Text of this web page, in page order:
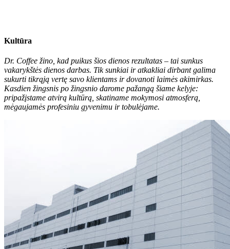
Kultūra
Dr. Coffee žino, kad puikus šios dienos rezultatas – tai sunkus
vakarykštės dienos darbas. Tik sunkiai ir atkakliai dirbant galima
sukurti tikrąją vertę savo klientams ir dovanoti laimės akimirkas.
Kasdien žingsnis po žingsnio darome pažangą šiame kelyje:
pripažįstame atvirą kultūrą, skatiname mokymosi atmosferą,
mėgaujamės profesiniu gyvenimu ir tobulėjame.